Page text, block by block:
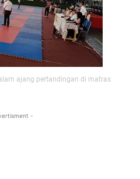
ajang pertandingan di matras
-